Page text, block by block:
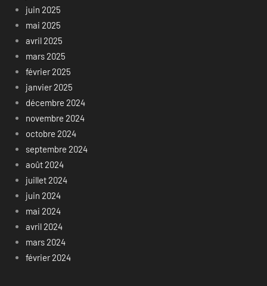
juin 2025
mai 2025
avril 2025
mars 2025
février 2025
janvier 2025
décembre 2024
novembre 2024
octobre 2024
septembre 2024
août 2024
juillet 2024
juin 2024
mai 2024
avril 2024
mars 2024
février 2024